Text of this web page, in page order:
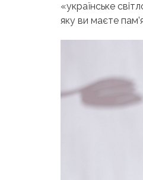
«українське
яку ви маєте